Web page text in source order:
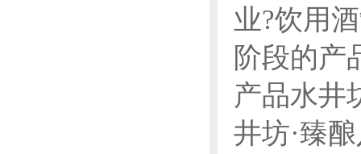
业?饮用
阶段的产
产品水井
井坊·臻